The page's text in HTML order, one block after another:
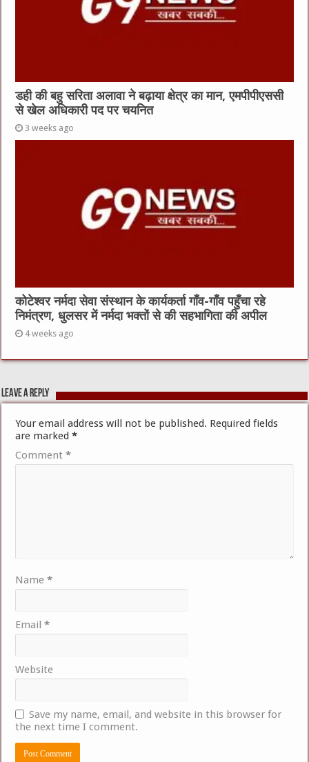
डही की बहु सरिता अलावा ने बढ़ाया क्षेत्र का मान, एमपीपीएससी
से खेल अधिकारी पद पर चयनित
3 weeks ago
कोटेश्वर नर्मदा सेवा संस्थान के कार्यकर्ता गाँव-गाँव पहुँचा रहे
निमंत्रण, धुलसर में नर्मदा भक्तों से की सहभागिता की अपील
4 weeks ago
Leave a Reply
Your email address will not be published. Required fields
are marked*
Comment*
Name*
Email*
Website
Save my name, email, and website in this browser for
the next time I comment.